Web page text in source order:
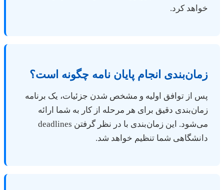
خواهد کرد.
زمان‌بندی انجام پایان نامه چگونه است؟
پس از توافق اولیه و مشخص شدن جزئیات، یک برنامه
زمان‌بندی دقیق برای هر مرحله از کار به شما ارائه
می‌شود. این زمان‌بندی با در نظر گرفتن deadlines
دانشگاهی شما تنظیم خواهد شد.